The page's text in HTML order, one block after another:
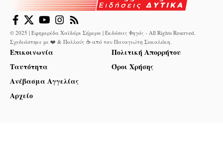
© 2025 | Εφημερίδα Χαϊδάρι Σήμερα | Εκδόσεις Φηγός - All Rights Reserved.
Σχεδιάστηκε με ❤️ & Πολλούς ☕ από τον Παναγιώτη Σακαλάκη.
Επικοινωνία
Ταυτότητα
Ανέβασμα Αγγελίας
Αρχείο
Πολιτική Απορρήτου
Όροι Χρήσης